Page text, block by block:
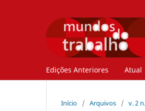
Edições Anteriores Atual
Início / Arquivos / v. 2